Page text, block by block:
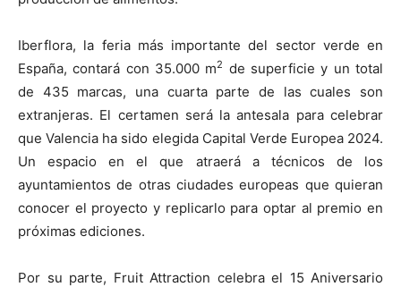
Iberflora, la feria más importante del sector verde en
España, contará con 35.000 m2 de superficie y un total
de 435 marcas, una cuarta parte de las cuales son
extranjeras. El certamen será la antesala para celebrar
que Valencia ha sido elegida Capital Verde Europea 2024.
Un espacio en el que atraerá a técnicos de los
ayuntamientos de otras ciudades europeas que quieran
conocer el proyecto y replicarlo para optar al premio en
próximas ediciones.
Por su parte, Fruit Attraction celebra el 15 Aniversario